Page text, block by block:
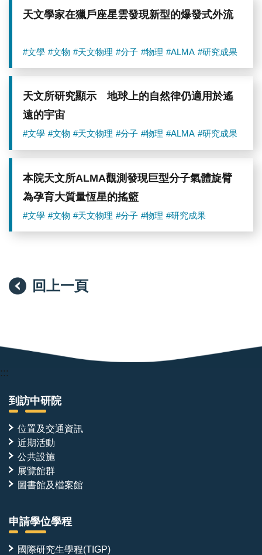
天文學家在獵戶座星雲發現新型的爆發式外流
#文學 #文物 #天文物理 #分子 #物理 #ALMA #研究成果
天文所研究顯示 地球上的自然律仍適用於遙
遠的宇宙
#文學 #文物 #天文物理 #分子 #物理 #ALMA #研究成果
本院天文所ALMA觀測發現巨型分子氣體旋臂
為孕育大質量恆星的搖籃
#文學 #文物 #天文物理 #分子 #物理 #研究成果
回上一頁
:::
到訪中研院
位置及交通資訊
近期活動
公共設施
展覽館群
圖書館及檔案館
申請學位學程
國際研究生學程(TIGP)